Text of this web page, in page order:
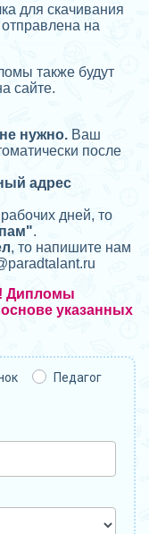
для скачивания
на
также будут
сайте.
нужно. Ваш
после
адрес
дней, то
.
, то напишите нам
paradtalant.ru
Дипломы
указанных
Педагог